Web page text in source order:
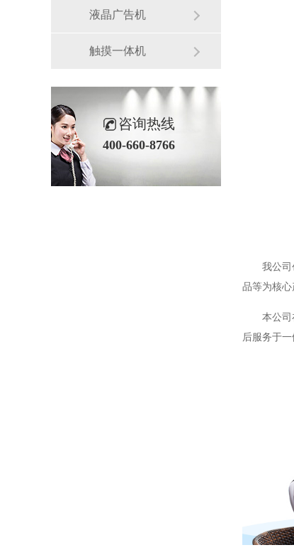
我公司
品等为核心
本公司
后服务于
液晶广告机
触摸一体机
咨询热线
400-660-8766